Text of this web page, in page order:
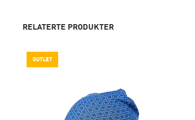
RELATERTE PRODUKTER
OUTLET